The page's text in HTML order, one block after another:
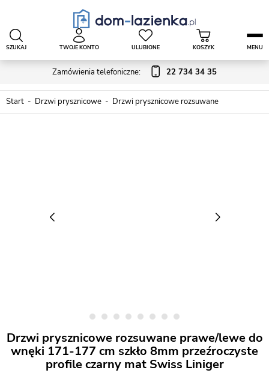
Zamówienia telefoniczne: 22 734 34 35
SZUKAJ TWOJE KONTO ULUBIONE KOSZYK MENU
Start Drzwi prysznicowe Drzwi prysznicowe rozsuwane
Drzwi prysznicowe rozsuwane prawe/lewe do
wnęki 171-177 cm szkło 8mm przeźroczyste
profile czarny mat Swiss Liniger